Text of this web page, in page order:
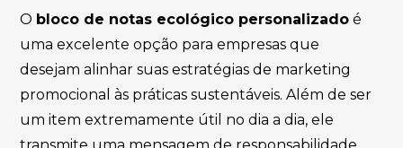
O bloco de notas ecológico personalizado é
uma excelente opção para empresas que
desejam alinhar suas estratégias de marketing
promocional às práticas sustentáveis. Além de ser
um item extremamente útil no dia a dia, ele
transmite uma mensagem de responsabilidade